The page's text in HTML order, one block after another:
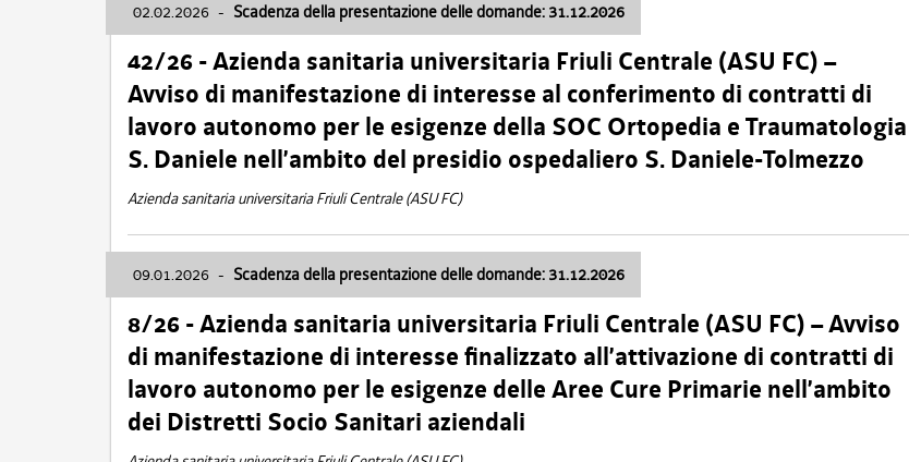
02.02.2026 - Scadenza della presentazione delle domande: 31.12.2026
42/26 - Azienda sanitaria universitaria Friuli Centrale (ASU FC) –
Avviso di manifestazione di interesse al conferimento di contratti di
lavoro autonomo per le esigenze della SOC Ortopedia e Traumatologia
S. Daniele nell’ambito del presidio ospedaliero S. Daniele-Tolmezzo
Azienda sanitaria universitaria Friuli Centrale (ASU FC)
09.01.2026 - Scadenza della presentazione delle domande: 31.12.2026
8/26 - Azienda sanitaria universitaria Friuli Centrale (ASU FC) – Avviso
di manifestazione di interesse finalizzato all’attivazione di contratti di
lavoro autonomo per le esigenze delle Aree Cure Primarie nell’ambito
dei Distretti Socio Sanitari aziendali